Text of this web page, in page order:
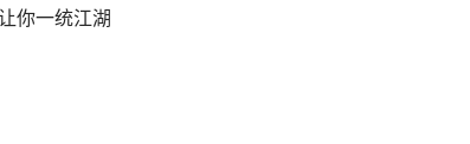
你一统江湖